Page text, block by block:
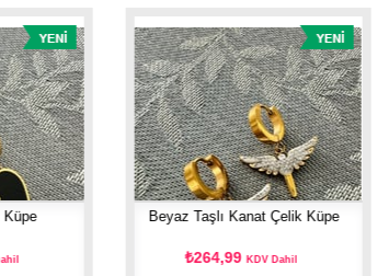
Beyaz Taşlı Kanat Çelik Küpe
₺264,99KDV Dahil